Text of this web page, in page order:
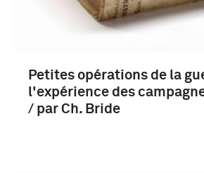
Petites opérations de la
l'expérience des
/ par Ch. Bride